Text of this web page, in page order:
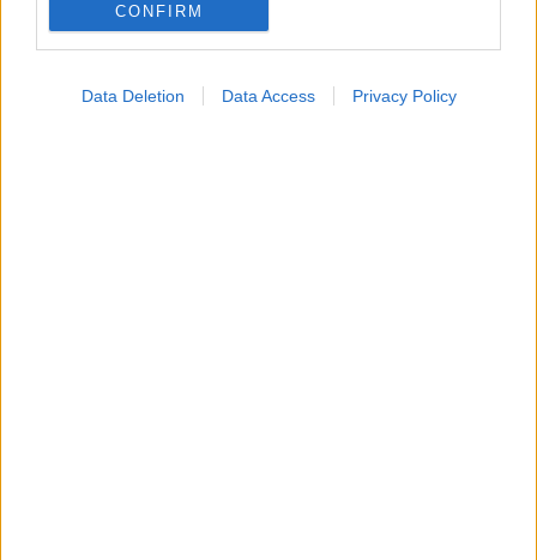
CONFIRM
Data Deletion Data Access Privacy Policy